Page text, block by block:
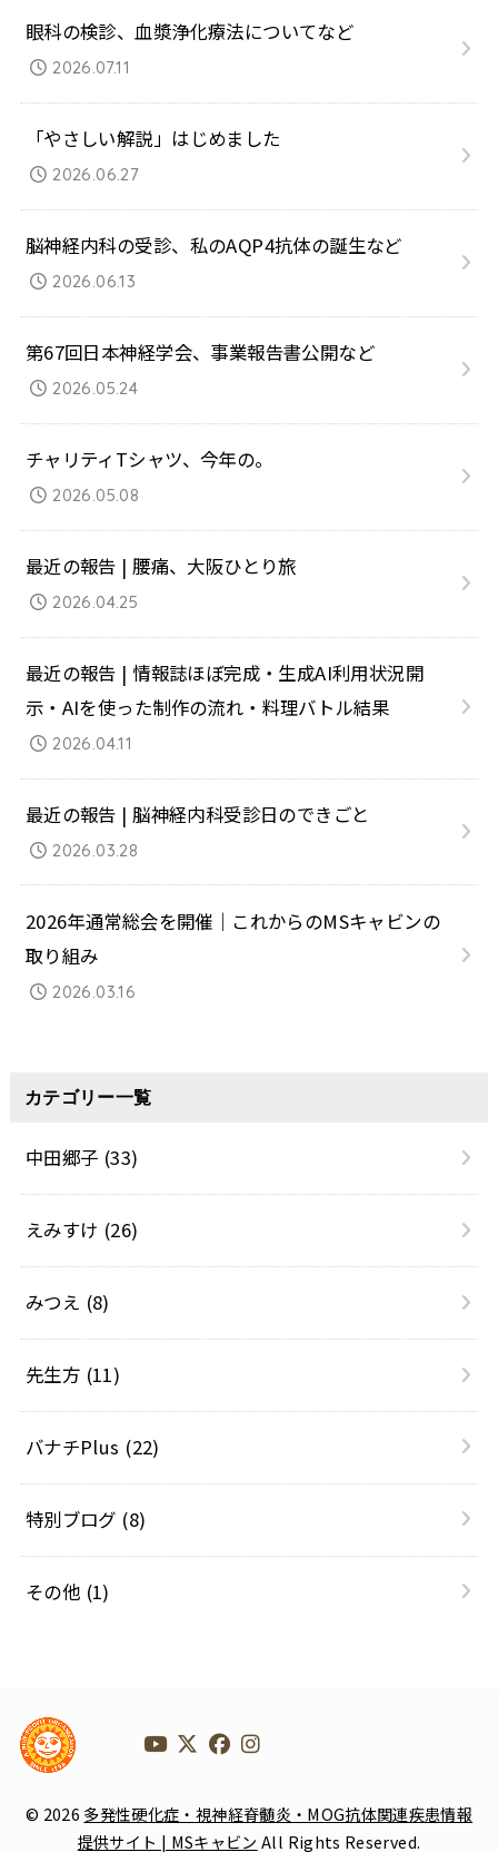
眼科の検診、血漿浄化療法についてなど
2026.07.11
「やさしい解説」はじめました
2026.06.27
脳神経内科の受診、私のAQP4抗体の誕生など
2026.06.13
第67回日本神経学会、事業報告書公開など
2026.05.24
チャリティTシャツ、今年の。
2026.05.08
最近の報告 | 腰痛、大阪ひとり旅
2026.04.25
最近の報告 | 情報誌ほぼ完成・生成AI利用状況開
示・AIを使った制作の流れ・料理バトル結果
2026.04.11
最近の報告 | 脳神経内科受診日のできごと
2026.03.28
2026年通常総会を開催｜これからのMSキャビンの
取り組み
2026.03.16
カテゴリー一覧
中田郷子 (33)
えみすけ (26)
みつえ (8)
先生方 (11)
バナチPlus (22)
特別ブログ (8)
その他 (1)
© 2026 多発性硬化症・視神経脊髄炎・MOG抗体関連疾患情報
提供サイト | MSキャビン All Rights Reserved.